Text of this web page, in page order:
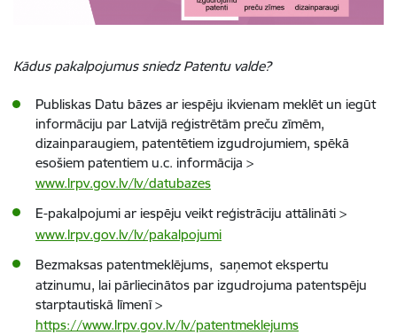
Kādus pakalpojumus sniedz Patentu valde?
Publiskas Datu bāzes ar iespēju ikvienam meklēt un iegūt
informāciju par Latvijā reģistrētām preču zīmēm,
dizainparaugiem, patentētiem izgudrojumiem, spēkā
esošiem patentiem u.c. informācija >
www.lrpv.gov.lv/lv/datubazes
E-pakalpojumi ar iespēju veikt reģistrāciju attālināti >
www.lrpv.gov.lv/lv/pakalpojumi
Bezmaksas patentmeklējums, saņemot ekspertu
atzinumu, lai pārliecinātos par izgudrojuma patentspēju
starptautiskā līmenī >
https://www.lrpv.gov.lv/lv/patentmeklejums